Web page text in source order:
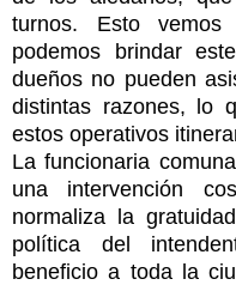
turnos. Esto
podemos brindar
dueños no pueden
distintas razones, lo
estos operativos
La funcionaria
una intervención
normaliza la
política del
beneficio a toda la